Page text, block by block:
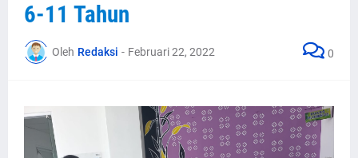
6-11 Tahun
Oleh Redaksi - Februari 22, 2022 0